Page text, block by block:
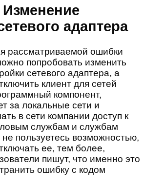
адаптера
рассматриваемой ошибки
попробовать изменить
сетевого адаптера, а
клиент для сетей
компонент,
за локальные сети и
в сети компании доступ к
службам и службам
пользуетесь возможностью,
ее, тем более,
пишут, что именно это
ошибку с кодом